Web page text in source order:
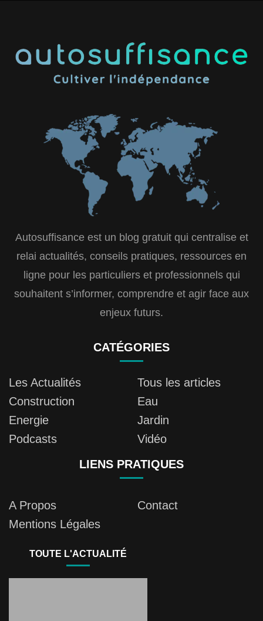
Autosuffisance est un blog gratuit qui centralise et
relai actualités, conseils pratiques, ressources en
ligne pour les particuliers et professionnels qui
souhaitent s’informer, comprendre et agir face aux
enjeux futurs.
CATÉGORIES
Les Actualités
Tous les articles
Construction
Eau
Energie
Jardin
Podcasts
Vidéo
LIENS PRATIQUES
A Propos
Contact
Mentions Légales
TOUTE L'ACTUALITÉ